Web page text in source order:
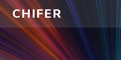
CHIFER